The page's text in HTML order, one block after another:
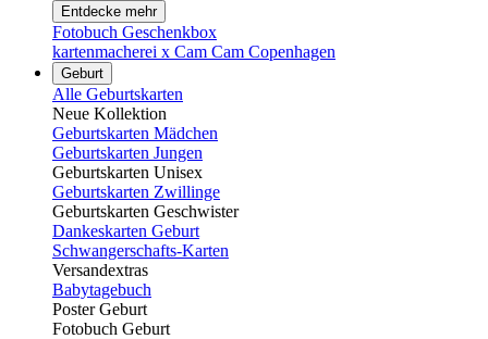
Entdecke mehr
Fotobuch Geschenkbox
kartenmacherei x Cam Cam Copenhagen
Geburt
Alle Geburtskarten
Neue Kollektion
Geburtskarten Mädchen
Geburtskarten Jungen
Geburtskarten Unisex
Geburtskarten Zwillinge
Geburtskarten Geschwister
Dankeskarten Geburt
Schwangerschafts-Karten
Versandextras
Babytagebuch
Poster Geburt
Fotobuch Geburt